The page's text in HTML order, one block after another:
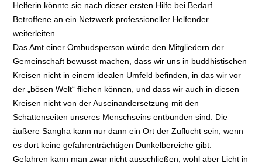
Helferin könnte sie nach dieser ersten Hilfe bei Bedarf
Betroffene an ein Netzwerk professioneller Helfender
weiterleiten.
Das Amt einer Ombudsperson würde den Mitgliedern der
Gemeinschaft bewusst machen, dass wir uns in buddhistischen
Kreisen nicht in einem idealen Umfeld befinden, in das wir vor
der „bösen Welt“ fliehen können, und dass wir auch in diesen
Kreisen nicht von der Auseinandersetzung mit den
Schattenseiten unseres Menschseins entbunden sind. Die
äußere Sangha kann nur dann ein Ort der Zuflucht sein, wenn
es dort keine gefahrenträchtigen Dunkelbereiche gibt.
Gefahren kann man zwar nicht ausschließen, wohl aber Licht in